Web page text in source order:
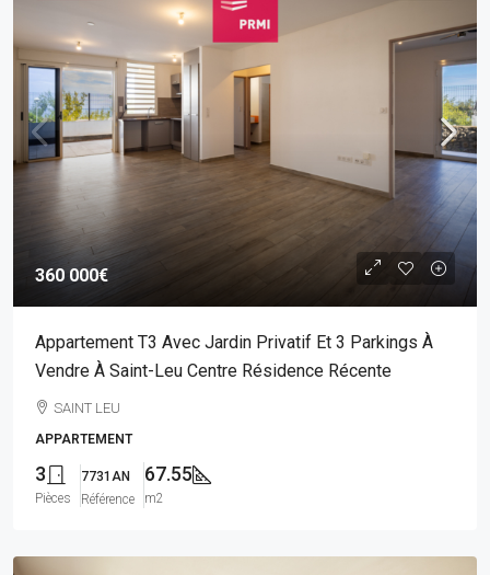
360 000€
Appartement T3 Avec Jardin Privatif Et 3 Parkings À
Vendre À Saint-Leu Centre Résidence Récente
SAINT LEU
APPARTEMENT
3
Pièces
7731AN
Référence
67.55
m2